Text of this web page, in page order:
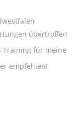
übertroffen
Training für meine
empfehlen!